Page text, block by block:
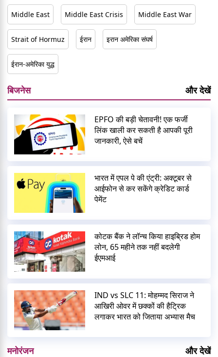
Middle East Middle East Crisis Middle East War
Strait of Hormuz ईरान इरान अमेरिका संघर्ष
ईरान-अमेरिका युद्ध
बिजनेस और देखें
EPFO की बड़ी चेतावनी! एक फर्जी
लिंक खाली कर सकती है आपकी पूरी
जानकारी, ऐसे बचें
भारत में एपल पे की एंट्री: अक्टूबर से
आईफोन से कर सकेंगे क्रेडिट कार्ड
पेमेंट
कोटक बैंक ने लॉन्च किया हाइब्रिड होम
लोन, 65 महीने तक नहीं बदलेगी
ईएमआई
IND vs SLC 11: मोहम्मद सिराज ने
आखिरी ओवर में छक्कों की हैट्रिक
लगाकर भारत को जिताया अभ्यास मैच
मनोरंजन और देखें